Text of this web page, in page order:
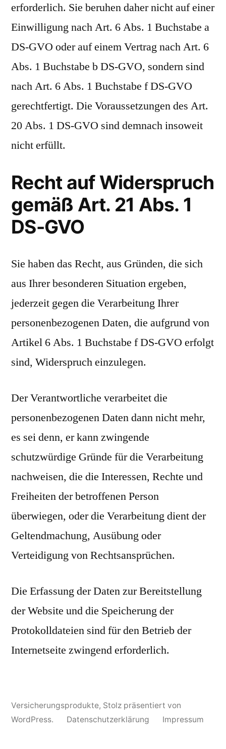
erforderlich. Sie beruhen daher nicht auf einer
Einwilligung nach Art. 6 Abs. 1 Buchstabe a
DS-GVO oder auf einem Vertrag nach Art. 6
Abs. 1 Buchstabe b DS-GVO, sondern sind
nach Art. 6 Abs. 1 Buchstabe f DS-GVO
gerechtfertigt. Die Voraussetzungen des Art.
20 Abs. 1 DS-GVO sind demnach insoweit
nicht erfüllt.
Recht auf Widerspruch
gemäß Art. 21 Abs. 1
DS-GVO
Sie haben das Recht, aus Gründen, die sich
aus Ihrer besonderen Situation ergeben,
jederzeit gegen die Verarbeitung Ihrer
personenbezogenen Daten, die aufgrund von
Artikel 6 Abs. 1 Buchstabe f DS-GVO erfolgt
sind, Widerspruch einzulegen.
Der Verantwortliche verarbeitet die
personenbezogenen Daten dann nicht mehr,
es sei denn, er kann zwingende
schutzwürdige Gründe für die Verarbeitung
nachweisen, die die Interessen, Rechte und
Freiheiten der betroffenen Person
überwiegen, oder die Verarbeitung dient der
Geltendmachung, Ausübung oder
Verteidigung von Rechtsansprüchen.
Die Erfassung der Daten zur Bereitstellung
der Website und die Speicherung der
Protokolldateien sind für den Betrieb der
Internetseite zwingend erforderlich.
Versicherungsprodukte, Stolz präsentiert von
WordPress.
Datenschutzerklärung Impressum